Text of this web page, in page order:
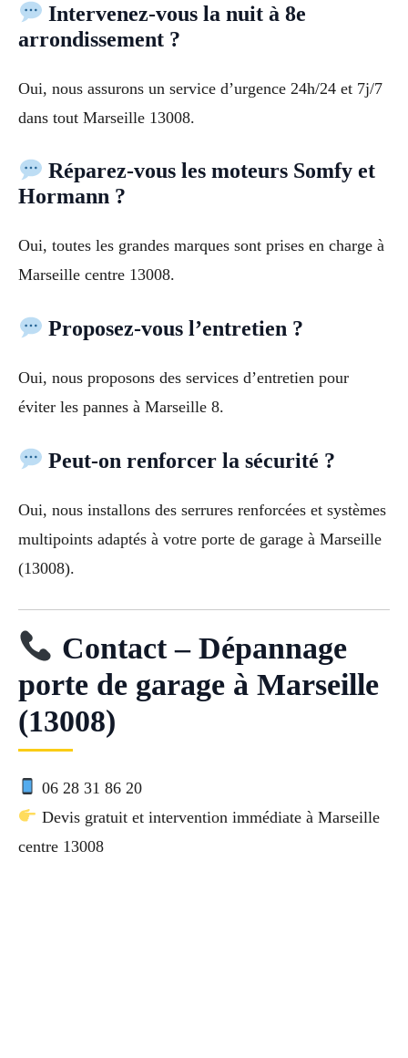
Intervenez-vous la nuit à 8e
arrondissement ?
Oui, nous assurons un service d’urgence 24h/24 et 7j/7
dans tout Marseille 13008.
Réparez-vous les moteurs Somfy et
Hormann ?
Oui, toutes les grandes marques sont prises en charge à
Marseille centre 13008.
Proposez-vous l’entretien ?
Oui, nous proposons des services d’entretien pour
éviter les pannes à Marseille 8.
Peut-on renforcer la sécurité ?
Oui, nous installons des serrures renforcées et systèmes
multipoints adaptés à votre porte de garage à Marseille
(13008).
Contact – Dépannage
porte de garage à Marseille
(13008)
06 28 31 86 20
Devis gratuit et intervention immédiate à Marseille
centre 13008